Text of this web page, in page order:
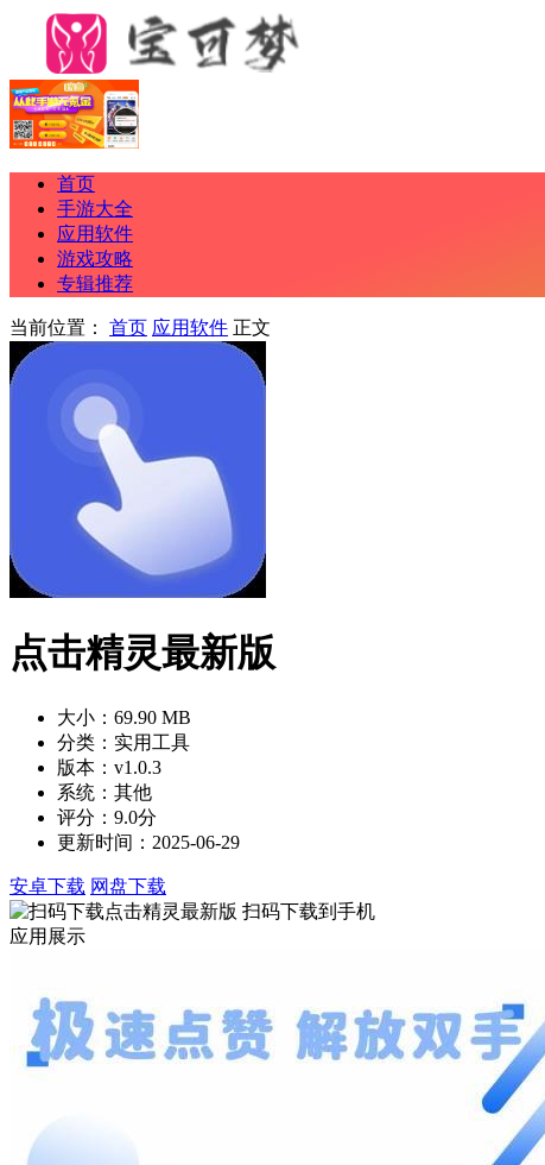
首页
手游大全
应用软件
游戏攻略
专辑推荐
当前位置： 首页 应用软件 正文
点击精灵最新版
大小：69.90 MB
分类：实用工具
版本：v1.0.3
系统：其他
评分：9.0分
更新时间：2025-06-29
安卓下载 网盘下载
扫码下载到手机
应用展示